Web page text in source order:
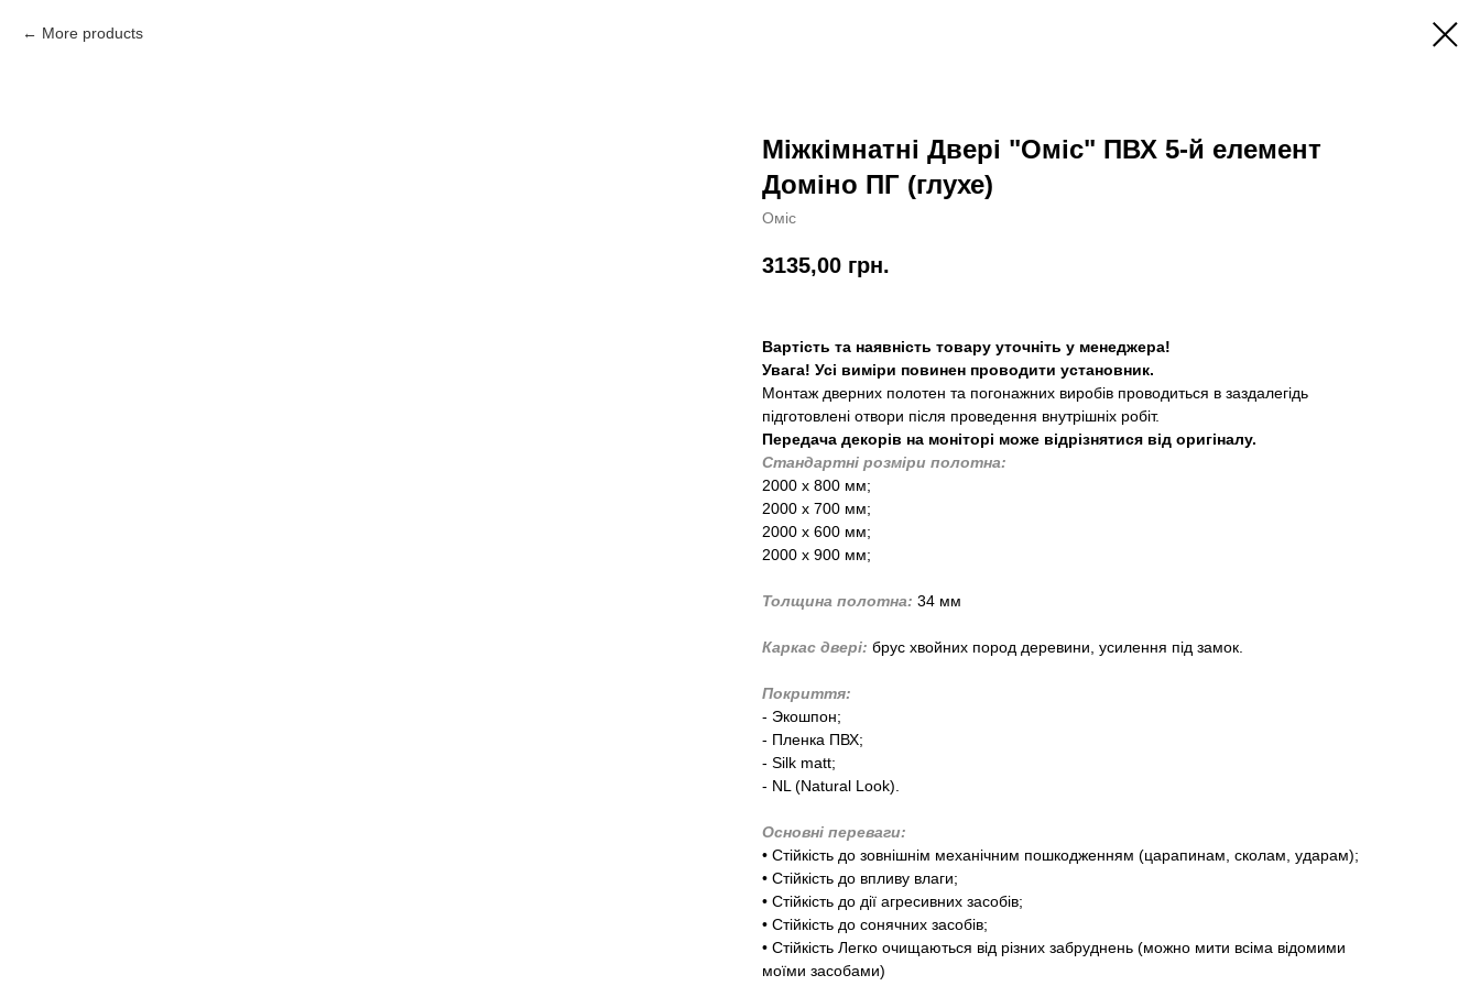
More products
Міжкімнатні Двері "Оміс" ПВХ 5-й елемент
Доміно ПГ (глухе)
Оміс
3135,00 грн.
Вартість та наявність товару уточніть у менеджера!
Увага! Усі виміри повинен проводити установник.
Монтаж дверних полотен та погонажних виробів проводиться в заздалегідь
підготовлені отвори після проведення внутрішніх робіт.
Передача декорів на моніторі може відрізнятися від оригіналу.
Стандартні розміри полотна:
2000 х 800 мм;
2000 х 700 мм;
2000 х 600 мм;
2000 х 900 мм;
Толщина полотна: 34 мм
Каркас двері: брус хвойних пород деревини, усилення під замок.
Покриття:
- Экошпон;
- Пленка ПВХ;
- Silk matt;
- NL (Natural Look).
Основні переваги:
​​• Стійкість до зовнішнім механічним пошкодженням (царапинам, сколам, ударам);
• Стійкість до впливу влаги;
• Стійкість до дії агресивних засобів;
• Стійкість до сонячних засобів;
• Стійкість Легко очищаються від різних забруднень (можно мити всіма відомими
моїми засобами)